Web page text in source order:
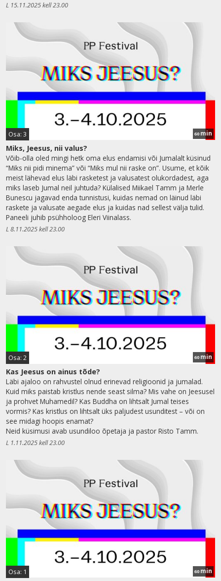
L 15.11.2025 kell 23.00
Osa: 3 60 min
Miks, Jeesus, nii valus?
Võib-olla oled mingi hetk oma elus endamisi või Jumalalt küsinud
“Miks nii pidi minema” või “Miks mul nii raske on”. Usume, et kõik
meist lähevad elus läbi rasketest ja valusatest olukordadest, aga
miks laseb Jumal neil juhtuda? Külalised Miikael Tamm ja Merle
Bunescu jagavad enda tunnistusi, kuidas nemad on läinud läbi
raskete ja valusate aegade elus ja kuidas nad sellest välja tulid.
Paneeli juhib psühholoog Eleri Viinalass.
L 8.11.2025 kell 23.00
Osa: 2 60 min
Kas Jeesus on ainus tõde?
Läbi ajaloo on rahvustel olnud erinevad religioonid ja jumalad.
Kuid miks paistab kristlus nende seast silma? Mis vahe on Jeesusel
ja prohvet Muhamedil? Kas Buddha on lihtsalt Jumal teises
vormis? Kas kristlus on lihtsalt üks paljudest usunditest – või on
see midagi hoopis enamat?
Neid küsimusi avab usundiloo õpetaja ja pastor Risto Tamm.
L 1.11.2025 kell 23.00
Osa: 1 60 min